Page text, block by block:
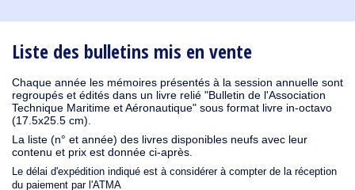
Liste des bulletins mis en vente
Chaque année les mémoires présentés à la session annuelle sont
regroupés et édités dans un livre relié "Bulletin de l'Association
Technique Maritime et Aéronautique" sous format livre in-octavo
(17.5x25.5 cm).
La liste (n° et année) des livres disponibles neufs avec leur
contenu et prix est donnée ci-après.
Le délai d'expédition indiqué est à considérer à compter de la réception
du paiement par l'ATMA
1930
1929 1926 1925 1924 1915 1914 1913 1912 1911
1910